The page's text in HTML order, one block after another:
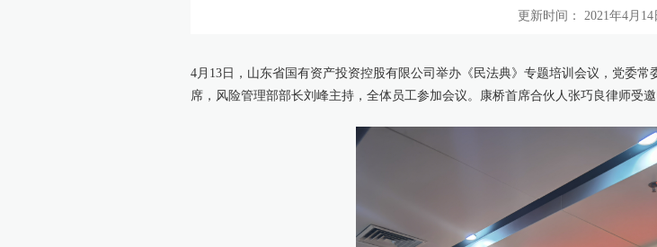
更新时间： 2021年4月14
4月13日，山东省国有资产投资控股有限公司举办《民法典》专题培训会议，党委
席，风险管理部部长刘峰主持，全体员工参加会议。康桥首席合伙人张巧良律师受